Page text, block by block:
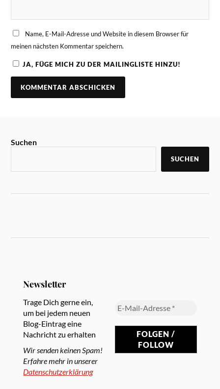
Name, E-Mail-Adresse und Website in diesem Browser für
meinen nächsten Kommentar speichern.
JA, FÜGE MICH ZU DER MAILINGLISTE HINZU!
Suchen
SUCHEN
Newsletter
Trage Dich gerne ein,
um bei jedem neuen
Blog-Eintrag eine
Nachricht zu erhalten
Wir senden keinen Spam!
Erfahre mehr in unserer
Datenschutzerklärung